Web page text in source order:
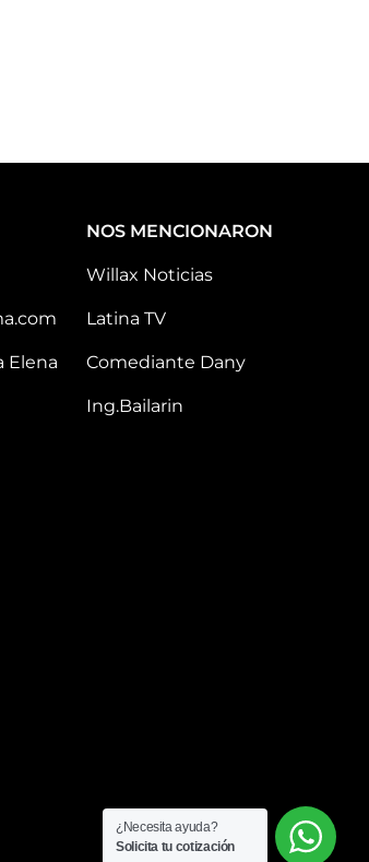
Elena
NOS MENCIONARON
Willax Noticias
Latina TV
Comediante Dany
Ing.Bailarin
¿Necesita ayuda?
Solicita tu cotización